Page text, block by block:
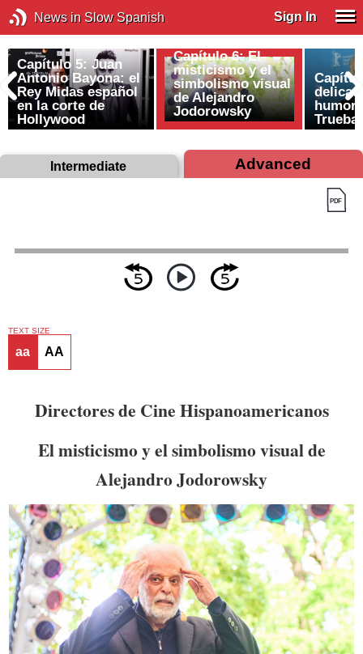
News in Slow Spanish Sign In
Capítulo 5: Juan
Antonio Bayona: el
Rey Midas español
en la corte de
Hollywood
Capítulo 6: El
misticismo y el
simbolismo visual
de Alejandro
Jodorowsky
humor
Trueba
Intermediate Advanced
TEXT SIZE
aa AA
Directores de Cine Hispanoamericanos
El misticismo y el simbolismo visual de
Alejandro Jodorowsky